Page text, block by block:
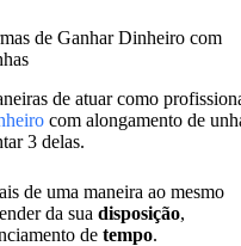
de Ganhar Dinheiro com
de atuar como
com alongamento de
3 delas.
de uma maneira ao mesmo
da sua disposição,
de tempo.